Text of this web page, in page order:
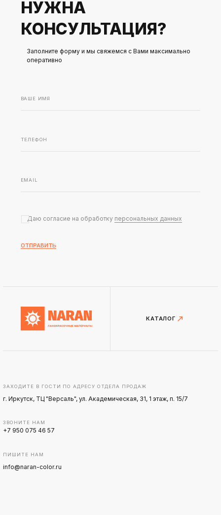
КАТАЛОГ
ЗАХОДИТЕ В ГОСТИ ПО АДРЕСУ ОТДЕЛА ПРОДАЖ
г. Иркутск, ТЦ "Версаль", ул. Академическая, 31, 1 этаж, п. 15/7
ЗВОНИТЕ НАМ
+7 950 075 46 57
ПИШИТЕ НАМ
info@naran-color.ru
НУЖНА
КОНСУЛЬТАЦИЯ?
Заполните форму и мы свяжемся с Вами максимально
оперативно
Даю согласие на обработку персональных данных
ОТПРАВИТЬ